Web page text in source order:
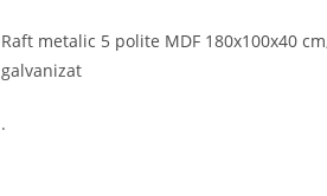
Raft metalic 5 polite MDF 180x100x40
galvanizat
.